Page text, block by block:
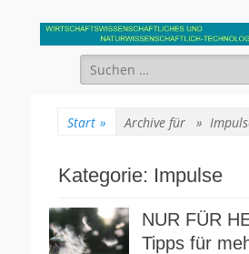
wirtschaftswissenschaftliches
technologisches
Suchen
nach:
Start » Archive für »
Kategorie: Impulse
NUR FÜR
Tipps für